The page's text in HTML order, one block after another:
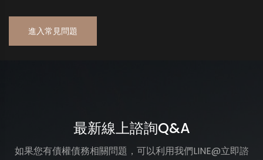
進入常見問題
最新線上諮詢Q&A
如果您有債權債務相關問題，可以利用我們LINE@立即諮